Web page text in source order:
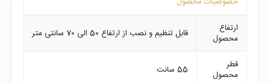
ارتفاع
محصول
قابل تنظیم و نصب از ارتفاع 50 الی 70 سانتی متر
قطر
محصول
55 سانت